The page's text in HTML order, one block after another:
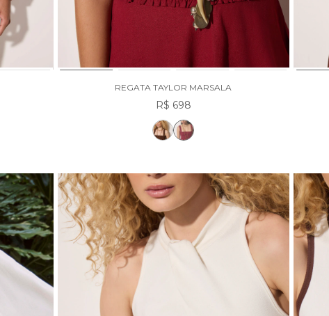
REGATA TAYLOR MARSALA
R$ 698